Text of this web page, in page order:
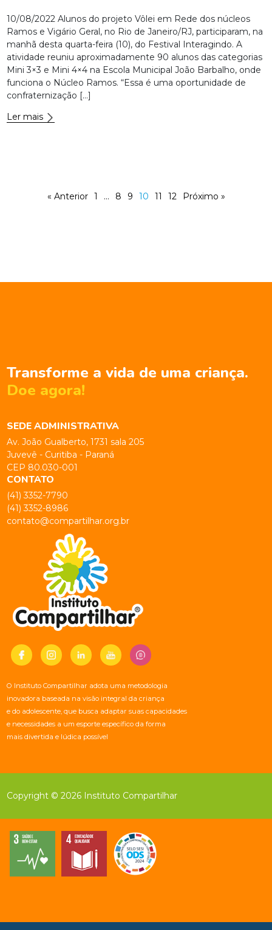
10/08/2022 Alunos do projeto Vôlei em Rede dos núcleos
Ramos e Vigário Geral, no Rio de Janeiro/RJ, participaram, na
manhã desta quarta-feira (10), do Festival Interagindo. A
atividade reuniu aproximadamente 90 alunos das categorias
Mini 3×3 e Mini 4×4 na Escola Municipal João Barbalho, onde
funciona o Núcleo Ramos. “Essa é uma oportunidade de
confraternização […]
Ler mais
« Anterior 1 … 8 9 10 11 12 Próximo »
Transforme a vida de uma criança.
Doe agora!
SEDE ADMINISTRATIVA
Av. João Gualberto, 1731 sala 205
Juvevê - Curitiba - Paraná
CEP 80.030-001
CONTATO
(41) 3352-7790
(41) 3352-8986
contato@compartilhar.org.br
O Instituto Compartilhar adota uma metodologia
inovadora baseada na visão integral da criança
e do adolescente, que busca adaptar suas capacidades
e necessidades a um esporte específico da forma
mais divertida e lúdica possível
Copyright © 2026 Instituto Compartilhar